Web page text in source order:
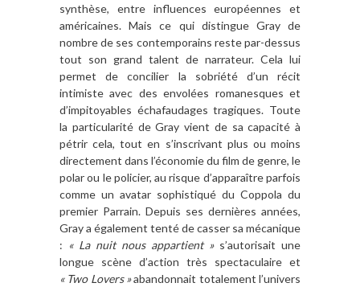
synthèse, entre influences européennes et
américaines. Mais ce qui distingue Gray de
nombre de ses contemporains reste par-dessus
tout son grand talent de narrateur. Cela lui
permet de concilier la sobriété d’un récit
intimiste avec des envolées romanesques et
d’impitoyables échafaudages tragiques. Toute
la particularité de Gray vient de sa capacité à
pétrir cela, tout en s’inscrivant plus ou moins
directement dans l’économie du film de genre, le
polar ou le policier, au risque d’apparaître parfois
comme un avatar sophistiqué du Coppola du
premier Parrain. Depuis ses dernières années,
Gray a également tenté de casser sa mécanique
: « La nuit nous appartient »s’autorisait une
longue scène d’action très spectaculaire et
« Two Lovers »abandonnait totalement l’univers